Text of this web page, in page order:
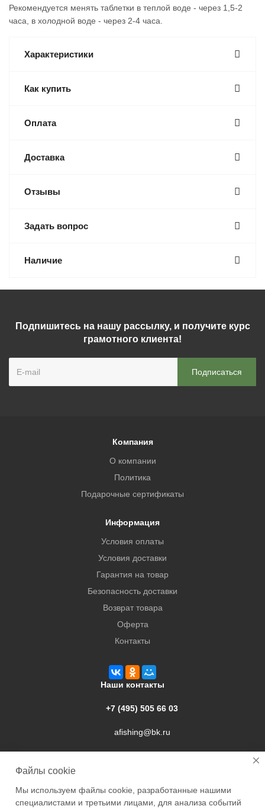
Рекомендуется менять таблетки в теплой воде - через 1,5-2
часа, в холодной воде - через 2-4 часа.
Характеристики
Как купить
Оплата
Доставка
Отзывы
Задать вопрос
Наличие
Подпишитесь на нашу рассылку, и получите курс
грамотного клиента!
Компания
О компании
Политика
Подарочные сертификаты
Информация
Условия оплаты
Условия доставки
Гарантия на товар
Безопасность доставки
Возврат товара
Оферта
Контакты
Наши контакты
+7 (495) 505 66 03
afishing@bk.ru
Файлы cookie
Мы используем файлы cookie, разработанные нашими
специалистами и третьими лицами, для анализа событий